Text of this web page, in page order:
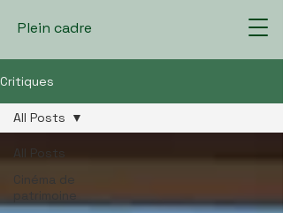
Plein cadre
Critiques
All Posts
Cinéma de
patrimoine
All Posts